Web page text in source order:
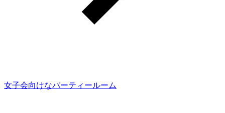
女子会向けなパーティールーム